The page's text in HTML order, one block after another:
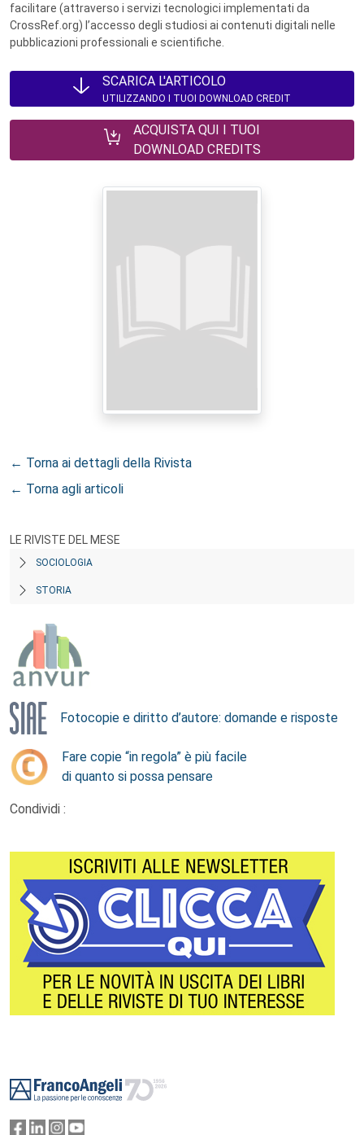
facilitare (attraverso i servizi tecnologici implementati da
CrossRef.org) l’accesso degli studiosi ai contenuti digitali nelle
pubblicazioni professionali e scientifiche.
SCARICA L'ARTICOLO
UTILIZZANDO I TUOI DOWNLOAD CREDIT
ACQUISTA QUI I TUOI
DOWNLOAD CREDITS
← Torna ai dettagli della Rivista
← Torna agli articoli
LE RIVISTE DEL MESE
SOCIOLOGIA
STORIA
Fotocopie e diritto d’autore: domande e risposte
Fare copie “in regola” è più facile
di quanto si possa pensare
Condividi :